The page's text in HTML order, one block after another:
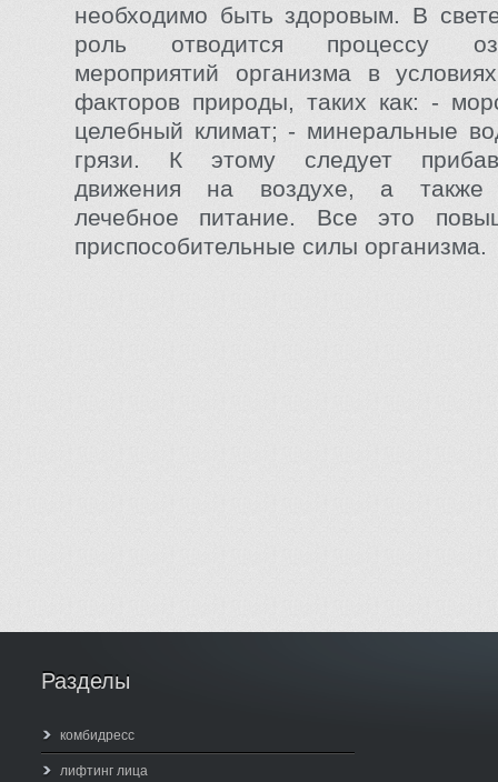
необходимо быть здоровым. В
роль отводится процессу
мероприятий организма в
факторов природы, таких как: -
целебный климат; - минеральные
грязи. К этому следует
движения на воздухе, а также
лечебное питание. Все это
приспособительные силы организма.
Разделы
комбидресс
лифтинг лица